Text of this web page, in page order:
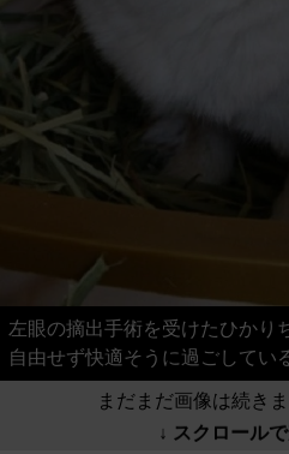
左眼の摘出手術を受けたひかり
自由せず快適そうに過ごしてい
まだまだ画像は続き
↓ スクロール